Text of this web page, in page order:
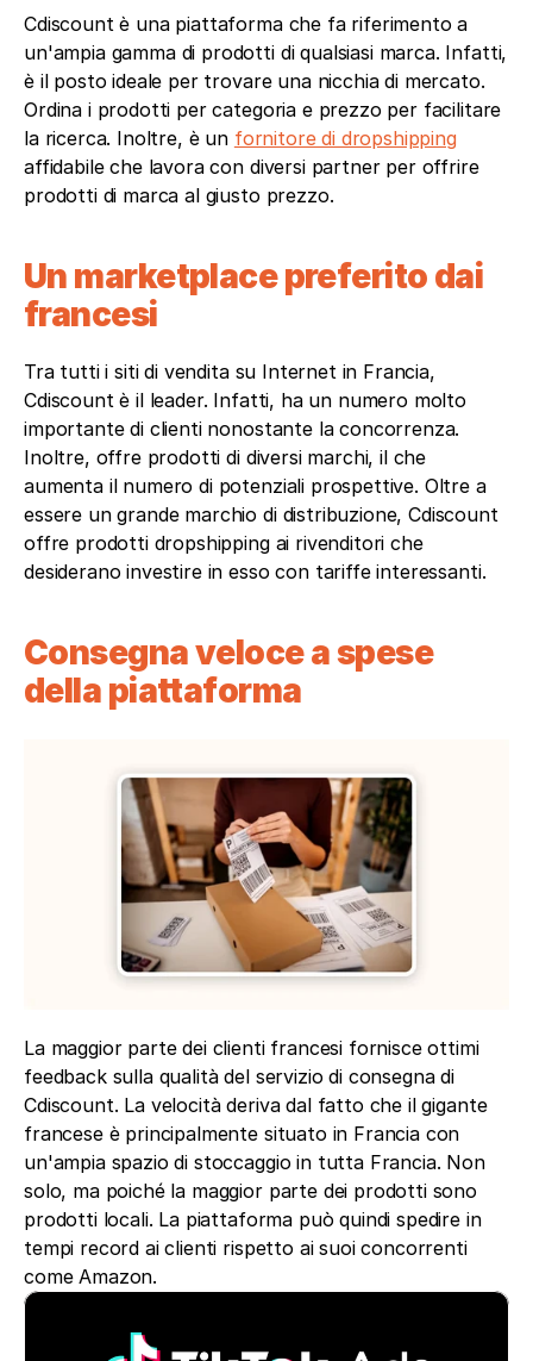
Cdiscount è una piattaforma che fa riferimento a
un'ampia gamma di prodotti di qualsiasi marca. Infatti,
è il posto ideale per trovare una nicchia di mercato.
Ordina i prodotti per categoria e prezzo per facilitare
la ricerca. Inoltre, è un fornitore di dropshipping
affidabile che lavora con diversi partner per offrire
prodotti di marca al giusto prezzo.
Un marketplace preferito dai
francesi
Tra tutti i siti di vendita su Internet in Francia,
Cdiscount è il leader. Infatti, ha un numero molto
importante di clienti nonostante la concorrenza.
Inoltre, offre prodotti di diversi marchi, il che
aumenta il numero di potenziali prospettive. Oltre a
essere un grande marchio di distribuzione, Cdiscount
offre prodotti dropshipping ai rivenditori che
desiderano investire in esso con tariffe interessanti.
Consegna veloce a spese
della piattaforma
La maggior parte dei clienti francesi fornisce ottimi
feedback sulla qualità del servizio di consegna di
Cdiscount. La velocità deriva dal fatto che il gigante
francese è principalmente situato in Francia con
un'ampia spazio di stoccaggio in tutta Francia. Non
solo, ma poiché la maggior parte dei prodotti sono
prodotti locali. La piattaforma può quindi spedire in
tempi record ai clienti rispetto ai suoi concorrenti
come Amazon.